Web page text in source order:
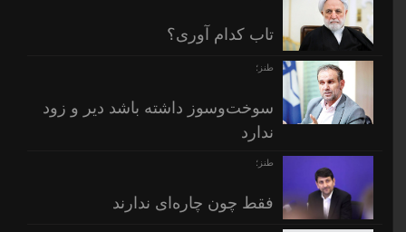
تاب کدام آوری؟
طنز؛
سوخت‌وسوز داشته باشد دیر و زود
ندارد
طنز؛
فقط چون چاره‌ای ندارند